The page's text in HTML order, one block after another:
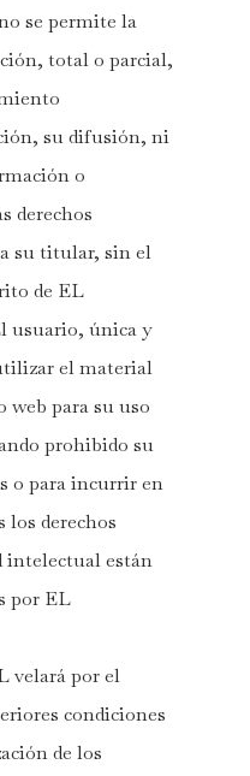
se permite la
total o parcial,
su difusión, ni
o
derechos
su titular, sin el
de EL
usuario, única y
el material
web para su uso
prohibido su
o para incurrir en
los derechos
intelectual están
por EL
velará por el
condiciones
de los